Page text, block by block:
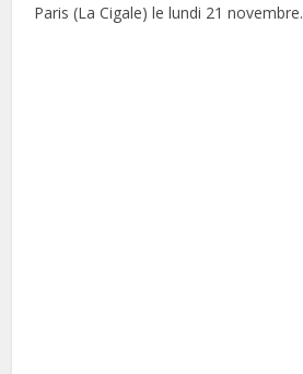
Paris (La Cigale) le lundi 21 novembre.